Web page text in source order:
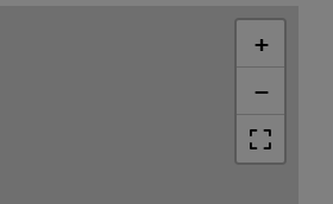
+
−